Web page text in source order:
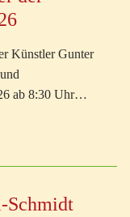
Künstler Gunter
ab 8:30 Uhr…
Schmidt